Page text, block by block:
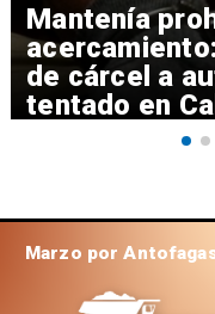
Mantenía
de cárcel a
tentado en
Marzo por